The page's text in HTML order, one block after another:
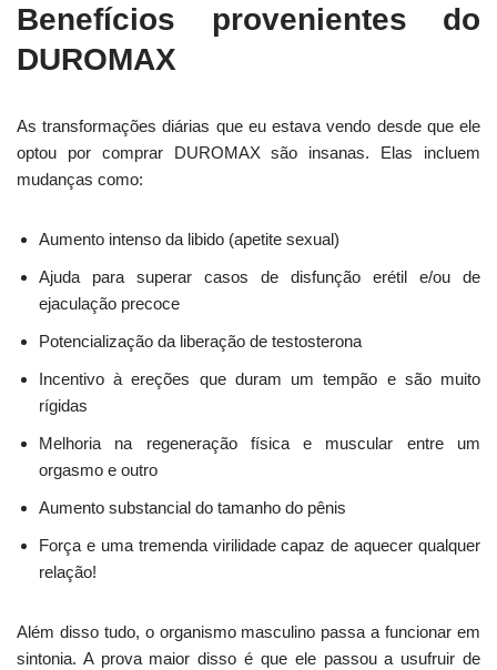
Benefícios provenientes do
DUROMAX
As transformações diárias que eu estava vendo desde que ele
optou por comprar DUROMAX são insanas. Elas incluem
mudanças como:
Aumento intenso da libido (apetite sexual)
Ajuda para superar casos de disfunção erétil e/ou de
ejaculação precoce
Potencialização da liberação de testosterona
Incentivo à ereções que duram um tempão e são muito
rígidas
Melhoria na regeneração física e muscular entre um
orgasmo e outro
Aumento substancial do tamanho do pênis
Força e uma tremenda virilidade capaz de aquecer qualquer
relação!
Além disso tudo, o organismo masculino passa a funcionar em
sintonia. A prova maior disso é que ele passou a usufruir de